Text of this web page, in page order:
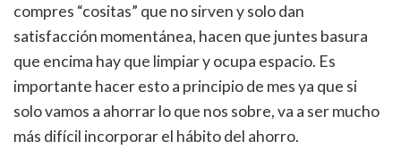
compres “cositas” que no sirven y solo dan
satisfacción momentánea, hacen que juntes basura
que encima hay que limpiar y ocupa espacio. Es
importante hacer esto a principio de mes ya que si
solo vamos a ahorrar lo que nos sobre, va a ser mucho
más difícil incorporar el hábito del ahorro.